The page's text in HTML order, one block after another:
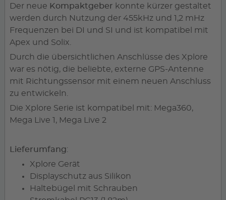
Der neue Kompaktgeber konnte kürzer gestaltet
werden durch Nutzung der 455kHz und 1,2 mHz
Frequenzen bei DI und SI und ist kompatibel mit
Apex und Solix.
Durch die übersichtlichen Anschlüsse des Xplore
war es nötig, die beliebte, externe GPS-Antenne
mit Richtungssensor mit einem neuen Anschluss
zu entwickeln.
Die Xplore Serie ist kompatibel mit: Mega360,
Mega Live 1, Mega Live 2
Lieferumfang:
Xplore Gerät
Displayschutz aus Silikon
Haltebügel mit Schrauben